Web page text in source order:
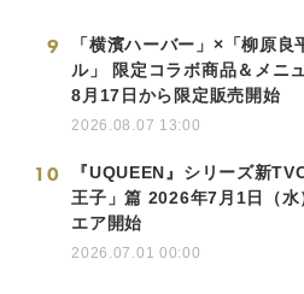
9
「横濱ハーバー」×「柳原良
ル」 限定コラボ商品＆メニ
8月17日から限定販売開始
2026.08.07 13:00
10
『UQUEEN』シリーズ新
王子」篇 2026年7月1日（水
エア開始
2026.07.01 00:00